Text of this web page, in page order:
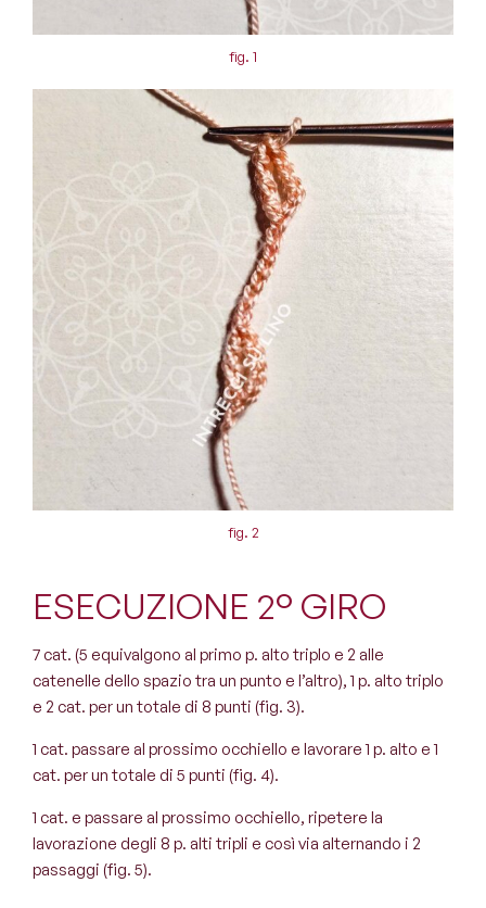
fig. 1
fig. 2
ESECUZIONE 2° GIRO
7 cat. (5 equivalgono al primo p. alto triplo e 2 alle
catenelle dello spazio tra un punto e l’altro), 1 p. alto triplo
e 2 cat. per un totale di 8 punti (fig. 3).
1 cat. passare al prossimo occhiello e lavorare 1 p. alto e 1
cat. per un totale di 5 punti (fig. 4).
1 cat. e passare al prossimo occhiello, ripetere la
lavorazione degli 8 p. alti tripli e così via alternando i 2
passaggi (fig. 5).